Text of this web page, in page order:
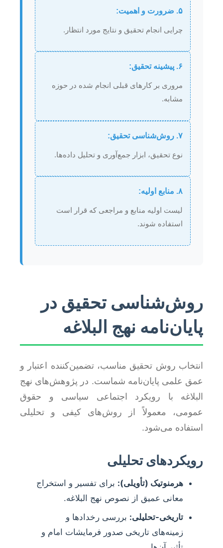
۵. ضرورت و اهمیت:
چرایی انجام تحقیق و نتایج مورد انتظار.
۶. پیشینه تحقیق:
مروری بر کارهای قبلی انجام شده در حوزه
مشابه.
۷. روش‌شناسی تحقیق:
نوع تحقیق، ابزار جمع‌آوری و تحلیل داده‌ها.
۸. منابع اولیه:
لیست اولیه منابع و مراجعی که قرار است
استفاده شوند.
روش‌شناسی تحقیق در
پایان‌نامه نهج البلاغه
انتخاب روش تحقیق مناسب، تضمین‌کننده اعتبار و
عمق علمی پایان‌نامه شماست. در پژوهش‌های نهج
البلاغه با رویکرد اجتماعی سیاسی و حقوق
عمومی، معمولاً از روش‌های کیفی و تحلیلی
استفاده می‌شود.
رویکردهای تحلیلی
هرمنوتیک (تأویلی): برای تفسیر و استخراج
معانی عمیق از نصوص نهج البلاغه.
تاریخی-تحلیلی: بررسی رخدادها و
زمینه‌های تاریخی صدور فرمایشات امام و